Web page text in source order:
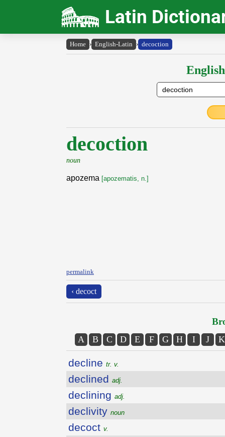
Latin
Home › English-Latin › decoction
decoction
noun
apozema [apozematis, n.]
permalink
‹ decoct
A B C D E F G H I J K
decline tr. v.
declined adj.
declining adj.
declivity noun
decoct v.